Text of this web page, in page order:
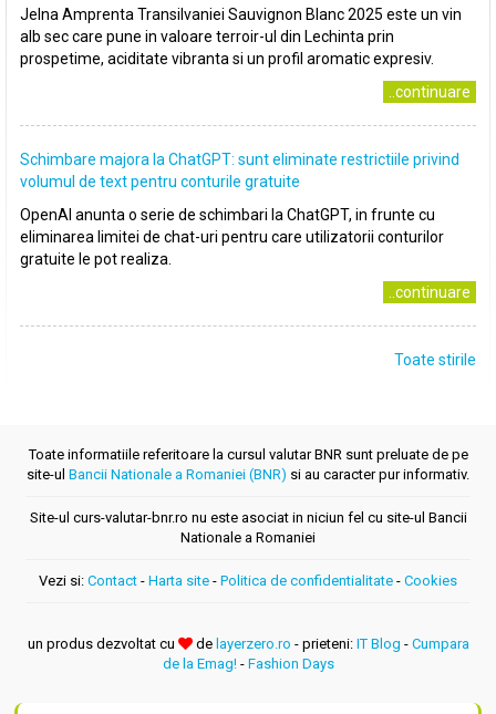
Jelna Amprenta Transilvaniei Sauvignon Blanc 2025 este un vin
alb sec care pune in valoare terroir-ul din Lechinta prin
prospetime, aciditate vibranta si un profil aromatic expresiv.
..continuare
Schimbare majora la ChatGPT: sunt eliminate restrictiile privind
volumul de text pentru conturile gratuite
OpenAI anunta o serie de schimbari la ChatGPT, in frunte cu
eliminarea limitei de chat-uri pentru care utilizatorii conturilor
gratuite le pot realiza.
..continuare
Toate stirile
Toate informatiile referitoare la cursul valutar BNR sunt preluate de pe
site-ul Bancii Nationale a Romaniei (BNR) si au caracter pur informativ.
Site-ul curs-valutar-bnr.ro nu este asociat in niciun fel cu site-ul Bancii
Nationale a Romaniei
Vezi si: Contact - Harta site - Politica de confidentialitate - Cookies
un produs dezvoltat cu de layerzero.ro - prieteni: IT Blog - Cumpara
de la Emag!- Fashion Days